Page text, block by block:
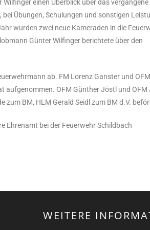
einen Überblick über das
Übungen, Schulungen und sonstigen
wurden zwei neue Kameraden in die
Günter Wilfinger berichtete über den
ab. FM Lorenz Ganster und OFM
aufgenommen. OFM Günther Jöstl und OFM
BM, HLM Gerald Seidl zum BM d.V.
Ehrenamt bei der Feuerwehr Schildbach
WEITERE